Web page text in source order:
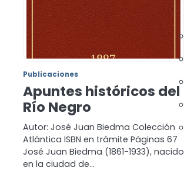
Publicaciones
Apuntes históricos del
Río Negro
Autor: José Juan Biedma Colección
Atlántica ISBN en trámite Páginas 67
José Juan Biedma (1861-1933), nacido
en la ciudad de…